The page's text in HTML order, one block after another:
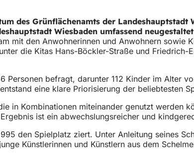
des Grünflächenamts der
Wiesbaden umfassend
mit den Anwohnerinnen und Anwohnern
die Kitas Hans-Böckler-Straße und
Personen befragt, darunter 112 Kinder im
eine klare Priorisierung der beliebtesten
in Kombinationen miteinander genutzt
ist ein abwechslungsreicher und
den Spielplatz ziert. Unter Anleitung seines
Künstlerinnen und Künstlern aus dem